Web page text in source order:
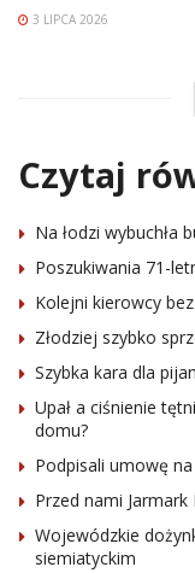
3 LIPCA 2026
Czytaj
Na łodzi wybuchła
Poszukiwania 71-
Kolejni kierowcy
Złodziej szybko
Szybka kara dla
Upał a ciśnienie
domu?
Podpisali umowę
Przed nami
Wojewódzkie
siemiatyckim